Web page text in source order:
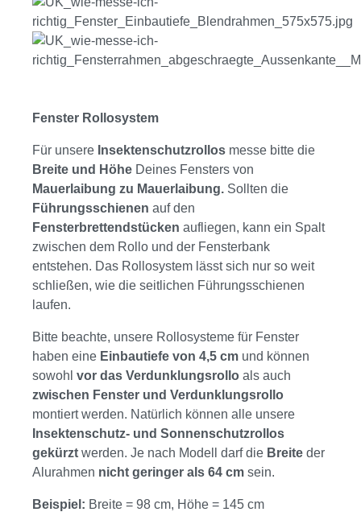
Fenster Rollosystem
Für unsere Insektenschutzrollos messe bitte die
Breite und Höhe Deines Fensters von
Mauerlaibung zu Mauerlaibung. Sollten die
Führungsschienen auf den
Fensterbrettendstücken aufliegen, kann ein Spalt
zwischen dem Rollo und der Fensterbank
entstehen. Das Rollosystem lässt sich nur so weit
schließen, wie die seitlichen Führungsschienen
laufen.
Bitte beachte, unsere Rollosysteme für Fenster
haben eine Einbautiefe von 4,5 cm und können
sowohl vor das Verdunklungsrollo als auch
zwischen Fenster und Verdunklungsrollo
montiert werden. Natürlich können alle unsere
Insektenschutz- und Sonnenschutzrollos
gekürzt werden. Je nach Modell darf die Breite der
Alurahmen nicht geringer als 64 cm sein.
Beispiel: Breite = 98 cm, Höhe = 145 cm